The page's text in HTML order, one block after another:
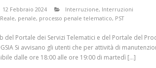
12 Febbraio 2024 Interruzione, Interruzioni
, penale, processo penale telematico, PST
del Portale dei Servizi Telematici e del Portale del
Si avvisano gli utenti che per attività di
dalle ore 18:00 alle ore 19:00 di martedì […]